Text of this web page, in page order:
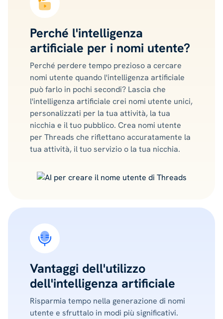
Perché l'intelligenza
artificiale per i nomi utente?
Perché perdere tempo prezioso a cercare
nomi utente quando l'intelligenza artificiale
può farlo in pochi secondi? Lascia che
l'intelligenza artificiale crei nomi utente unici,
personalizzati per la tua attività, la tua
nicchia e il tuo pubblico. Crea nomi utente
per Threads che riflettano accuratamente la
tua attività, il tuo servizio o la tua nicchia.
Vantaggi dell'utilizzo
dell'intelligenza artificiale
Risparmia tempo nella generazione di nomi
utente e sfruttalo in modi più significativi.